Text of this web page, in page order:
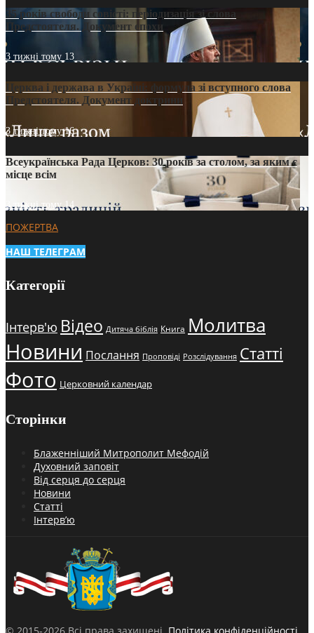
35 років свободи совісті: періодизація зі слова
Предстоятеля. Документ епохи
3 тижні тому 13
Церква і держава в Україні: формула зі вступного слова
Предстоятеля. Документ доктрини
3 тижні тому16
Всеукраїнська Рада Церков: 30 років за столом, за яким є
місце всім
3 тижні тому14
ПОЖЕРТВА
НАШ ТЕЛЕГРАМ
Категорії
Інтерв'ю Відео Дитяча біблія Книга Молитва
Новини Послання Проповіді Розслідування Статті
Фото Церковний календар
Сторінки
Блаженніший Митрополит Мефодій
Духовний заповіт
Від серця до серця
Новини
Статті
Інтерв’ю